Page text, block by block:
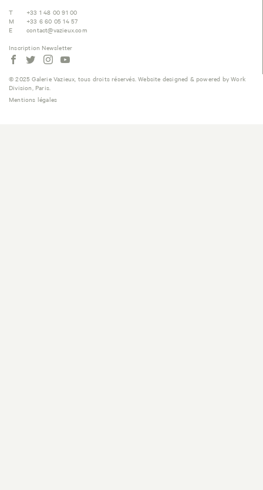
T
+33 1 48 00 91 00
M
+33 6 60 05 14 57
E
contact@vazieux.com
Inscription Newsletter
© 2025 Galerie Vazieux, tous droits réservés. Website designed & powered by Work
Division, Paris.
Mentions légales